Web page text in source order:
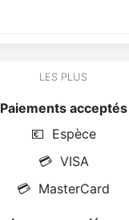
LES PLUS
Paiements acceptés
💶 Espèce
💳 VISA
💳 MasterCard